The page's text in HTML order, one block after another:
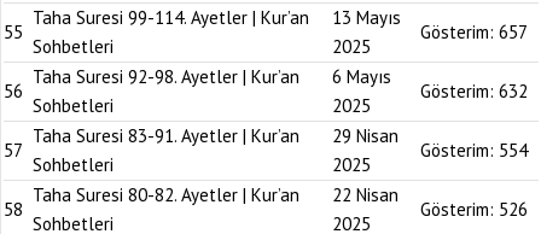
55
Taha Suresi 99-114. Ayetler | Kur’an
Sohbetleri
13 Mayıs
2025
Gösterim: 657
56
Taha Suresi 92-98. Ayetler | Kur’an
Sohbetleri
6 Mayıs
2025
Gösterim: 632
57
Taha Suresi 83-91. Ayetler | Kur’an
Sohbetleri
29 Nisan
2025
Gösterim: 554
58
Taha Suresi 80-82. Ayetler | Kur’an
Sohbetleri
22 Nisan
2025
Gösterim: 526